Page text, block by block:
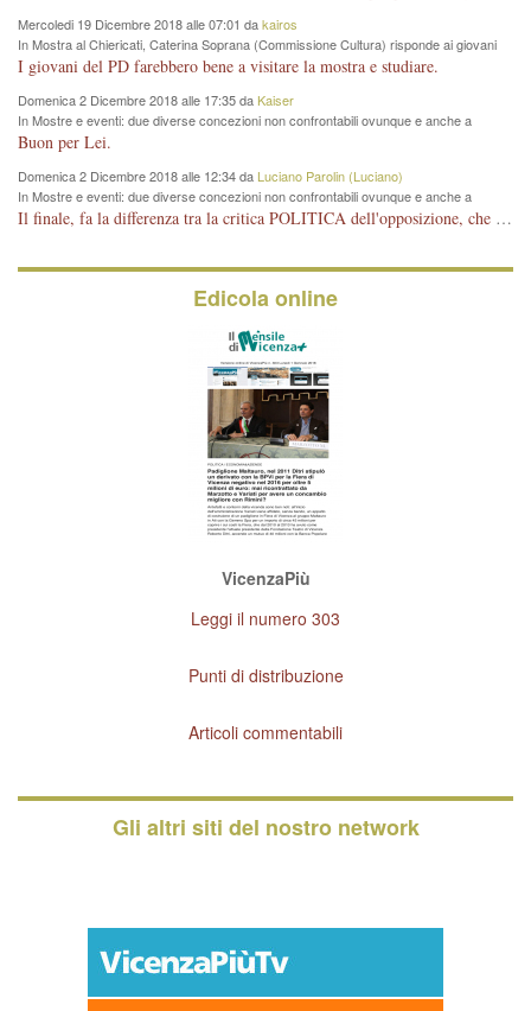
Mercoledi 19 Dicembre 2018 alle 07:01 dakairos
In Mostra al Chiericati, Caterina Soprana (Commissione Cultura) risponde ai giovani
del Pd: "realizzata a costo zero per il Comune"
I giovani del PD farebbero bene a visitare la mostra e studiare.
Domenica 2 Dicembre 2018 alle 17:35 daKaiser
In Mostre e eventi: due diverse concezioni non confrontabili ovunque e anche a
Vicenza
Buon per Lei.
Domenica 2 Dicembre 2018 alle 12:34 da Luciano Parolin (Luciano)
In Mostre e eventi: due diverse concezioni non confrontabili ovunque e anche a
Vicenza
Il finale, fa la differenza tra la critica POLITICA dell'opposizione, che ha perso le elezioni ed è minoranza e non trova altri argomenti per politicizzare sul sito qua o là ? La critica d'arte invece è un'altra cosa che lascio agli altri. Per ora mi basta la lezione magistrale del prof. Giulianati.
Edicola online
VicenzaPiù
Leggi il numero 303
Punti di distribuzione
Articoli commentabili
Gli altri siti del nostro network